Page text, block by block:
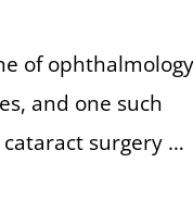
of ophthalmology
and one such
surgery …